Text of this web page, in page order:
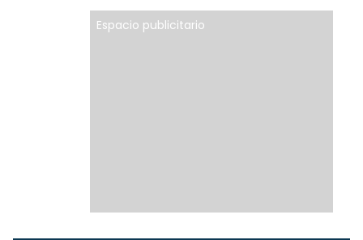
Espacio publicitario